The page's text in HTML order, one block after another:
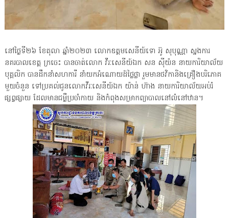
នៅថ្ងៃទី២៦ ខែតុលា ឆ្នាំ២០២៣ លោកឧត្តមសេនីយ៍ទោ អ៊ូ សុបុណ្ណា ស្នងការ
នគរបាលខេត្ត ក្រចេះ បានចាត់លោក វីរៈសេនីយ៍ឯក សន ស៊ីយ៉ន នាយការិយាល័យ
បុគ្គលិក បានដឹកនាំសហការី នាំយកអំណោយដ៍ថ្លៃថ្លា រួមមានថវិកានិងគ្រឿងបរិភោគ
មួយចំនួន ទៅប្រគល់ជូនលោកវីរៈសេនីយ៍ឯក យ៉ាន់ ហ៊ាង នាយការិយាល័យអប់រំ
ផ្សព្វផ្សាយ ដែលមានជម្ងឺប្រចាំកាយ និងកំពុងសម្រាកព្យាបាលនៅលំនៅឋាន។